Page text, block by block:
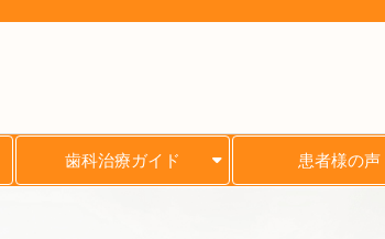
歯科治療ガイド 患者様の声